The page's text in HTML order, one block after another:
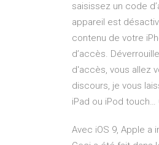
saisissez un code
appareil est
contenu de votre
d’accès.
d'accès, vous allez
discours, je vous
iPad ou iPod touch…
Avec iOS 9, Apple a